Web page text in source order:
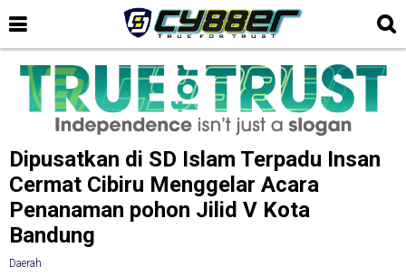
Dipusatkan di SD Islam Terpadu Insan
Cermat Cibiru Menggelar Acara
Penanaman pohon Jilid V Kota
Bandung
Daerah